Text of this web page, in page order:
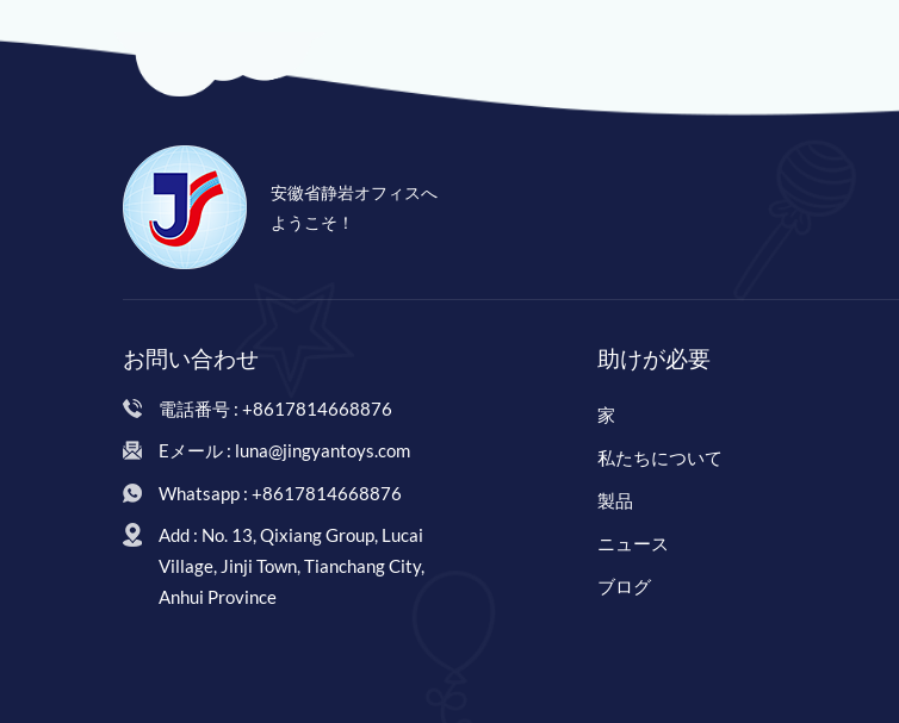
安徽省静岩オフィスへ
ようこそ！
お問い合わせ
電話番号 : +8617814668876
Eメール : luna@jingyantoys.com
Whatsapp : +8617814668876
Add : No. 13, Qixiang Group, Lucai
Village, Jinji Town, Tianchang City,
Anhui Province
助けが必要
家
私たちについて
製品
ニュース
ブログ